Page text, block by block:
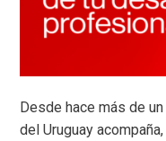
Desde hace más de
del Uruguay